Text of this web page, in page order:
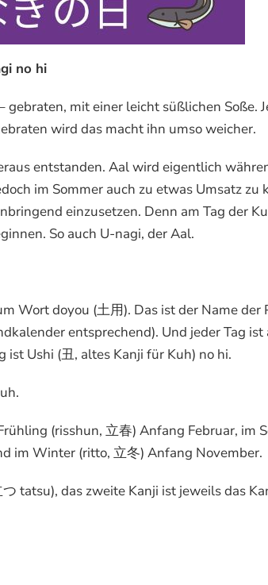
no hi
mit einer leicht süßlichen Soße.
wird das macht ihn umso weicher.
entstanden. Aal wird eigentlich
im Sommer auch zu etwas Umsatz zu
einzusetzen. Denn am Tag der
So auch U-nagi, der Aal.
Wort doyou (土用). Das ist der Name der
entsprechend). Und jeder Tag ist
ist Ushi (丑, altes Kanji für Kuh) no hi.
(risshun, 立春) Anfang Februar, im
im Winter (ritto, 立冬) Anfang November.
tatsu), das zweite Kanji ist jeweils das